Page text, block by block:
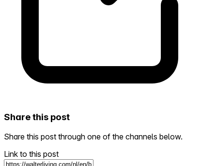
Share this post
Share this post through one of the channels below.
Link to this post